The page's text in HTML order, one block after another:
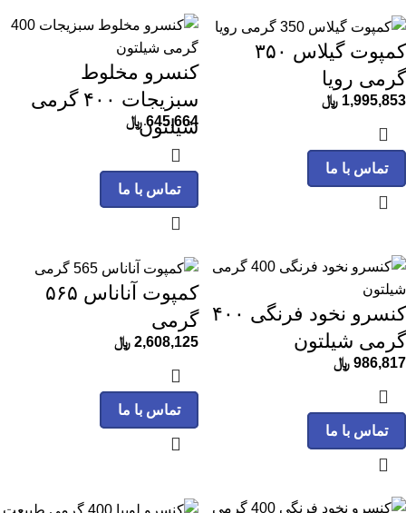
کمپوت گیلاس ۳۵۰
گرمی رویا
1,995,853 ﷼
تماس با ما
کنسرو مخلوط
سبزیجات ۴۰۰ گرمی
شیلتون
645,664 ﷼
تماس با ما
کنسرو نخود فرنگی ۴۰۰
گرمی شیلتون
986,817 ﷼
تماس با ما
کمپوت آناناس ۵۶۵
گرمی
2,608,125 ﷼
تماس با ما